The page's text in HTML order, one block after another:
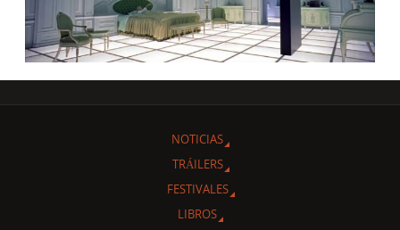
NOTICIAS
TRÁILERS
FESTIVALES
LIBROS